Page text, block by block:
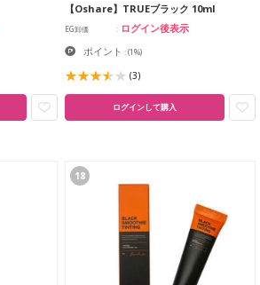
【Oshare】TRUEブラック 10ml
EG卸価 ログイン後表示
ポイント :(1%)
(3)
ログインして購入
18